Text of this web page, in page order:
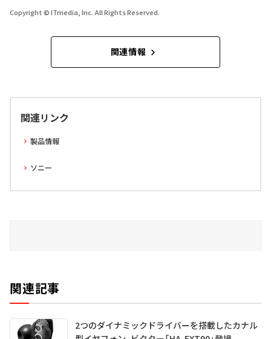
Copyright © ITmedia, Inc. All Rights Reserved.
関連情報
関連リンク
製品情報
ソニー
関連記事
2つのダイナミックドライバーを搭載したカナル